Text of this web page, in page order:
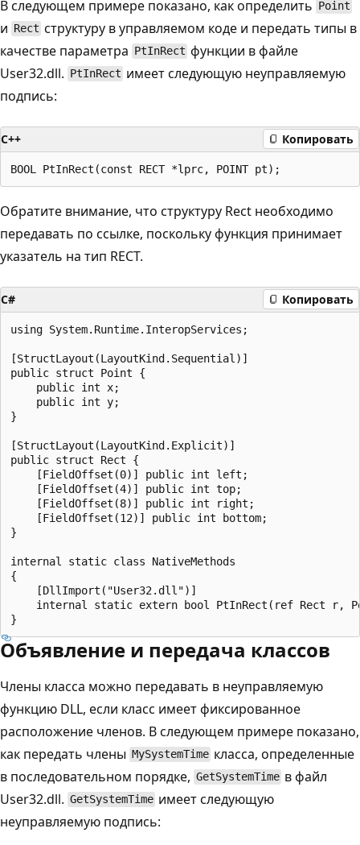
В следующем примере показано, как определить Point
и Rect структуру в управляемом коде и передать типы в
качестве параметра PtInRect функции в файле
User32.dll. PtInRect имеет следующую неуправляемую
подпись:
C++ Копировать
Обратите внимание, что структуру Rect необходимо
передавать по ссылке, поскольку функция принимает
указатель на тип RECT.
C# Копировать
using System.Runtime.InteropServices;
[StructLayout(LayoutKind.Sequential)]
public struct Point {
    public int x;
    public int y;
}
[StructLayout(LayoutKind.Explicit)]
public struct Rect {
    [FieldOffset(0)] public int left;
    [FieldOffset(4)] public int top;
    [FieldOffset(8)] public int right;
    [FieldOffset(12)] public int bottom;
}
internal static class NativeMethods
{
    [DllImport("User32.dll")]
internal static extern bool PtInRect(ref Rect r,
Объявление и передача классов
Члены класса можно передавать в неуправляемую
функцию DLL, если класс имеет фиксированное
расположение членов. В следующем примере показано,
как передать члены MySystemTime класса, определенные
в последовательном порядке, GetSystemTime в файл
User32.dll. GetSystemTime имеет следующую
неуправляемую подпись: